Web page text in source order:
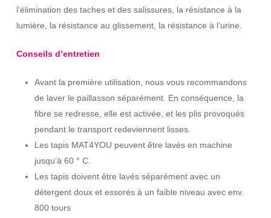
l’élimination des taches et des salissures, la résistance à la
lumière, la résistance au glissement, la résistance à l’urine.
Conseils d’entretien
Avant la première utilisation, nous vous recommandons
de laver le paillasson séparément. En conséquence, la
fibre se redresse, elle est activée, et les plis provoqués
pendant le transport redeviennent lisses.
Les tapis MAT4YOU peuvent être lavés en machine
jusqu’à 60 ° C.
Les tapis doivent être lavés séparément avec un
détergent doux et essorés à un faible niveau avec env.
800 tours